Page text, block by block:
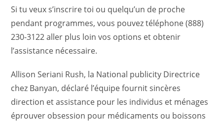
Si tu veux s’inscrire toi ou quelqu’un de proche
pendant programmes, vous pouvez téléphone (888)
230-3122 aller plus loin vos options et obtenir
l’assistance nécessaire.
Allison Seriani Rush, la National publicity Directrice
chez Banyan, déclaré l’équipe fournit sincères
direction et assistance pour les individus et ménages
éprouver obsession pour médicaments ou boissons